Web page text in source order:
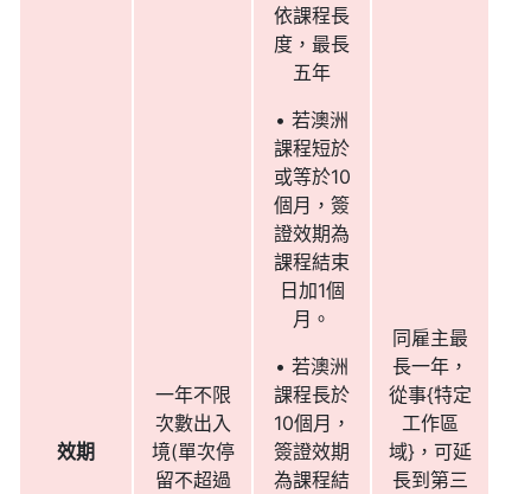
效期
一年不限
次數出入
境(單次停
留不超過
依課程長
度，最長
五年
• 若澳洲
課程短於
或等於10
個月，簽
證效期為
課程結束
日加1個
月。
• 若澳洲
課程長於
10個月，
簽證效期
為課程結
同雇主最
長一年，
從事{特定
工作區
域}，可延
長到第三